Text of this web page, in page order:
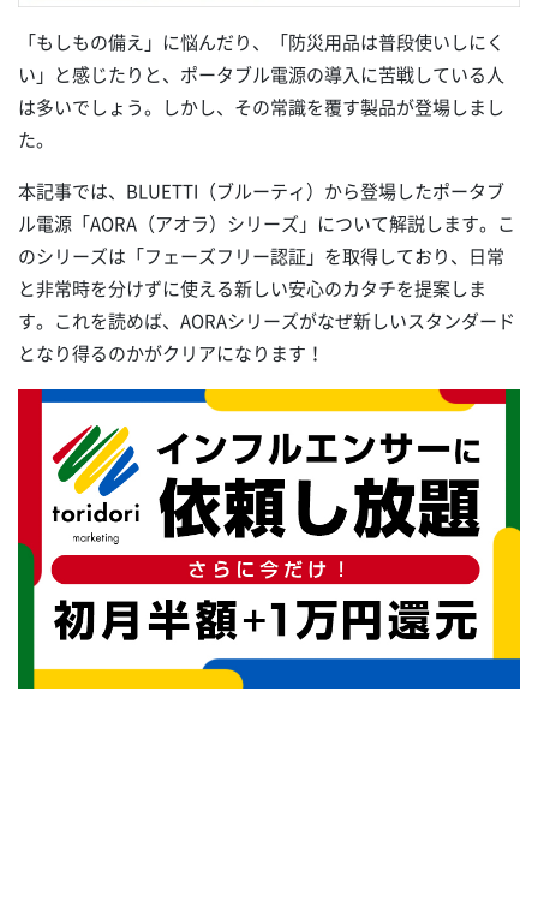
「もしもの備え」に悩んだり、「防災用品は普段使いしにく
い」と感じたりと、ポータブル電源の導入に苦戦している人
は多いでしょう。しかし、その常識を覆す製品が登場しまし
た。
本記事では、BLUETTI（ブルーティ）から登場したポータブ
ル電源「AORA（アオラ）シリーズ」について解説します。こ
のシリーズは「フェーズフリー認証」を取得しており、日常
と非常時を分けずに使える新しい安心のカタチを提案しま
す。これを読めば、AORAシリーズがなぜ新しいスタンダード
となり得るのかがクリアになります！